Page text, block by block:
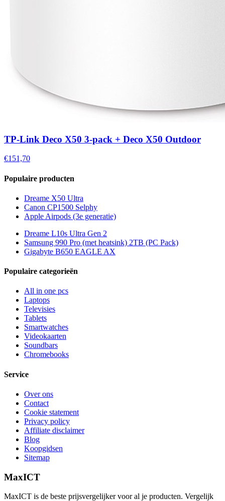
TP-Link Deco X50 3-pack + Deco X50 Outdoor
€151,70
Populaire producten
Dreame X50 Ultra
Canon CP1500 Selphy
Apple Airpods (3e generatie)
Dreame L10s Ultra Gen 2
Samsung 990 Pro (met heatsink) 2TB (PC Pack)
Gigabyte B650 EAGLE AX
Populaire categorieën
All in one pcs
Laptops
Televisies
Tablets
Smartwatches
Videokaarten
Soundbars
Chromebooks
Service
Over ons
Contact
Cookie statement
Privacy policy
Affiliate disclaimer
Blog
Koopgidsen
Sitemap
MaxICT
MaxICT is de beste prijsvergelijker voor al je producten. Vergelijk